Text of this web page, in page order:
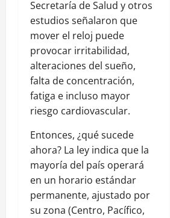
Secretaría de Salud y otros
estudios señalaron que
mover el reloj puede
provocar irritabilidad,
alteraciones del sueño,
falta de concentración,
fatiga e incluso mayor
riesgo cardiovascular.
Entonces, ¿qué sucede
ahora? La ley indica que la
mayoría del país operará
en un horario estándar
permanente, ajustado por
su zona (Centro, Pacífico,